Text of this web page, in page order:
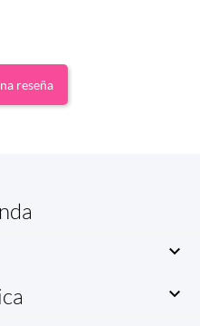
reseña

